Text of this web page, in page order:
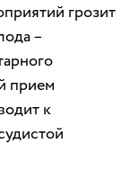
грозит
–
прием
к